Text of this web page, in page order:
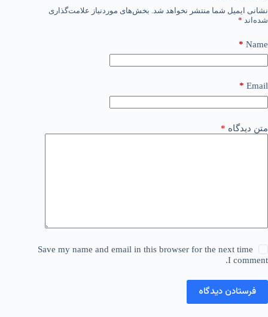
نشانی ایمیل شما منتشر نخواهد شد. بخش‌های موردنیاز علامت‌گذاری
شده‌اند *
Name
*
Email
*
متن دیدگاه *
Save my name and email in this browser for the next time
I comment.
فرستادن دیدگاه